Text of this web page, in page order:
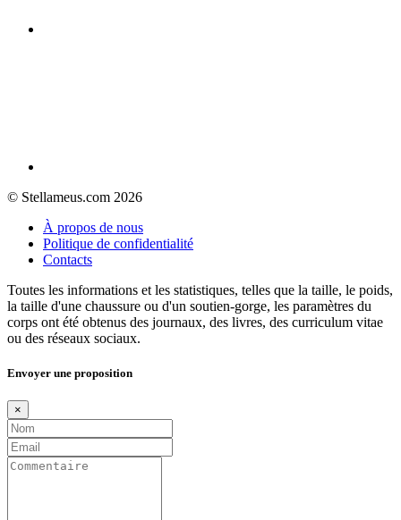
© Stellameus.com 2026
À propos de nous
Politique de confidentialité
Contacts
Toutes les informations et les statistiques, telles que la taille, le poids,
la taille d'une chaussure ou d'un soutien-gorge, les paramètres du
corps ont été obtenus des journaux, des livres, des curriculum vitae
ou des réseaux sociaux.
Envoyer une proposition
×